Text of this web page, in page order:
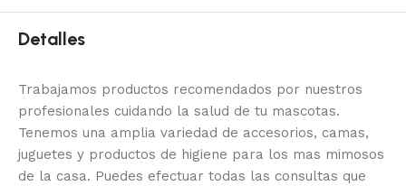
Detalles
Trabajamos productos recomendados por nuestros
profesionales cuidando la salud de tu mascotas.
Tenemos una amplia variedad de accesorios, camas,
juguetes y productos de higiene para los mas mimosos
de la casa. Puedes efectuar todas las consultas que